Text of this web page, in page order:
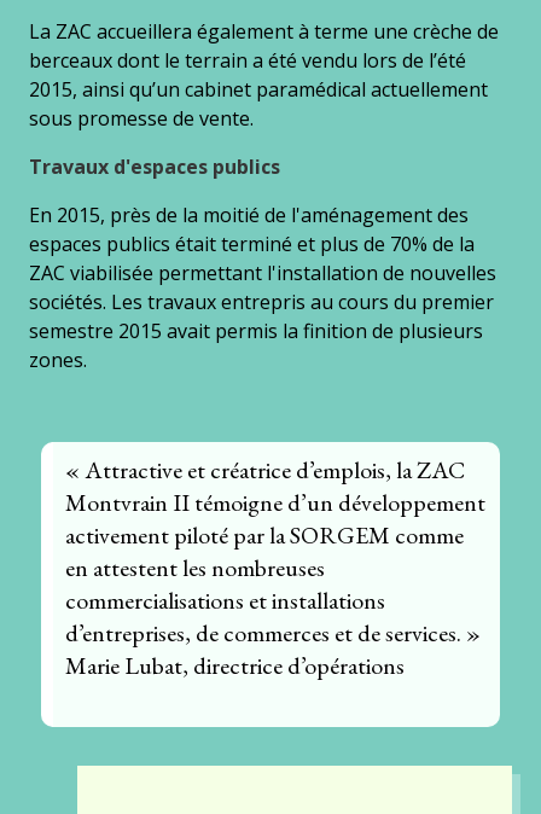
La ZAC accueillera également à terme une crèche de
berceaux dont le terrain a été vendu lors de l’été
2015, ainsi qu’un cabinet paramédical actuellement
sous promesse de vente.
Travaux d'espaces publics
En 2015, près de la moitié de l'aménagement des
espaces publics était terminé et plus de 70% de la
ZAC viabilisée permettant l'installation de nouvelles
sociétés. Les travaux entrepris au cours du premier
semestre 2015 avait permis la finition de plusieurs
zones.
« Attractive et créatrice d’emplois, la ZAC
Montvrain II témoigne d’un développement
activement piloté par la SORGEM comme
en attestent les nombreuses
commercialisations et installations
d’entreprises, de commerces et de services. »
Marie Lubat, directrice d’opérations